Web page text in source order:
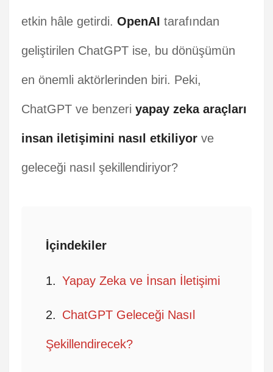
etkin hâle getirdi. OpenAI tarafından
geliştirilen ChatGPT ise, bu dönüşümün
en önemli aktörlerinden biri. Peki,
ChatGPT ve benzeri yapay zeka araçları
insan iletişimini nasıl etkiliyor ve
geleceği nasıl şekillendiriyor?
İçindekiler
Yapay Zeka ve İnsan İletişimi
ChatGPT Geleceği Nasıl
Şekillendirecek?